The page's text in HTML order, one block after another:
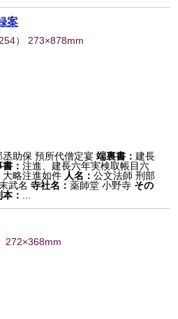
案
） 273×878mm
助保 預所代僧定宴 端裏書：建長
書：注進、建長六年実検取帳目六
大略注進如件 人名：公文法師 刑部
武名 寺社名：薬師堂 小野寺 その
：
272×368mm